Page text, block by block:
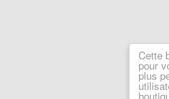
Cette
pour
plus